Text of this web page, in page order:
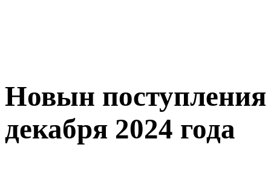
Новын
декабря 2024 года